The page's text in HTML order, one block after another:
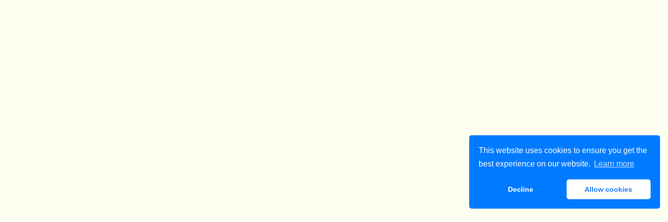
This website uses cookies to ensure you get the
best experience on our website.
Learn more
Decline Allow cookies